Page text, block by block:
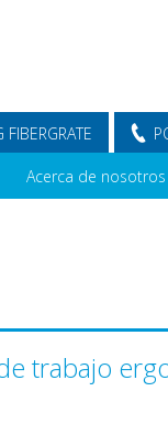
FIBERGRATE
Acerca de nosotros
trabajo